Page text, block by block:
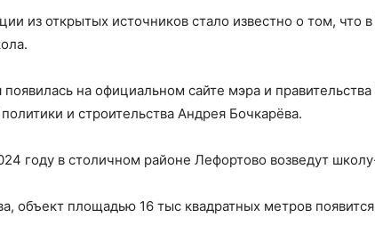
из открытых источников стало известно о том,
на официальном сайте мэра и
и строительства Андрея Бочкарёва.
году в столичном районе Лефортово возведут
объект площадью 16 тыс квадратных метров